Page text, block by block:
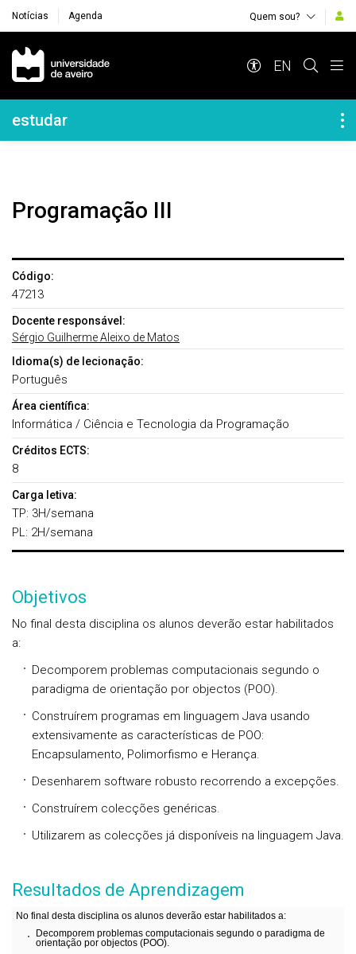
Notícias Agenda Quem sou?
Navegação Principal
EN
Navegação Lateral
estudar
Programação III
Código:
47213
Docente responsável:
Sérgio Guilherme Aleixo de Matos
Idioma(s) de lecionação:
Português
Área científica:
Informática / Ciência e Tecnologia da Programação
Créditos ECTS:
8
Carga letiva:
TP: 3H/semana
PL: 2H/semana
Objetivos
No final desta disciplina os alunos deverão estar habilitados
a:
Decomporem problemas computacionais segundo o
paradigma de orientação por objectos (POO).
Construírem programas em linguagem Java usando
extensivamente as características de POO:
Encapsulamento, Polimorfismo e Herança.
Desenharem software robusto recorrendo a excepções.
Construírem colecções genéricas.
Utilizarem as colecções já disponíveis na linguagem Java.
Resultados de Aprendizagem
No final desta disciplina os alunos deverão estar habilitados a:
Decomporem problemas computacionais segundo o paradigma de
orientação por objectos (POO).